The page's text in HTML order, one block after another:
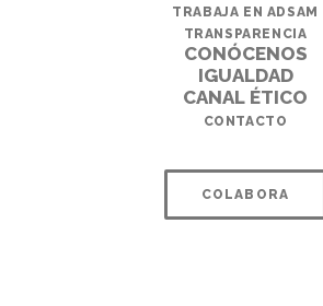
TRABAJA EN ADSAM
TRANSPARENCIA
CONÓCENOS
IGUALDAD
CANAL ÉTICO
CONTACTO
COLABORA